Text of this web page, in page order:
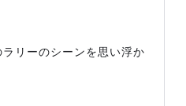
リーのシーンを思い浮か